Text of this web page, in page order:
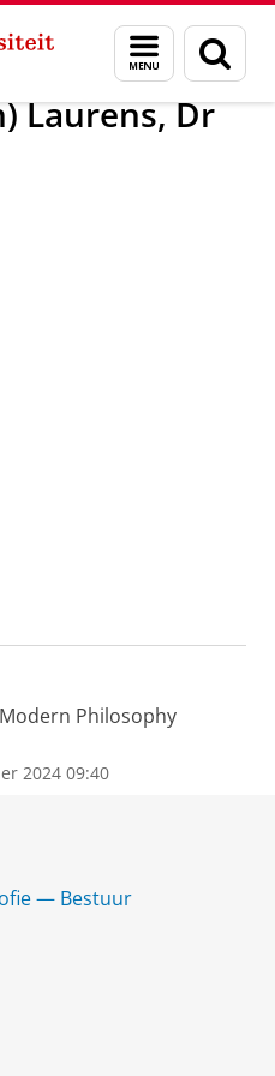
Menu
en
zoeken
(Hannah) Laurens, Dr
Laurens, Dr
Philosophy
2024 09:40
— Bestuur